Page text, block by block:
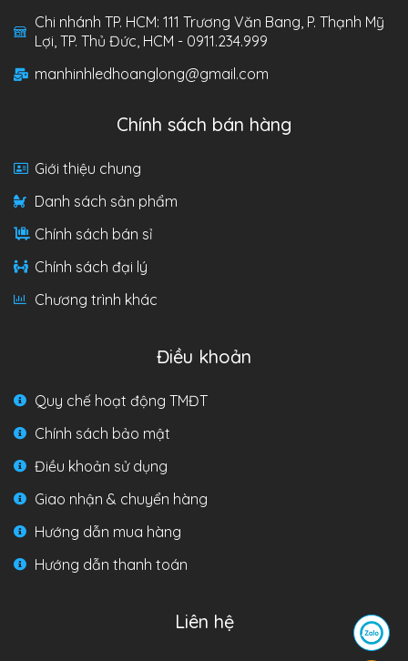
Chi nhánh TP. HCM: 111 Trương Văn Bang, P. Thạnh Mỹ
Lợi, TP. Thủ Đức, HCM - 0911.234.999
manhinhledhoanglong@gmail.com
Chính sách bán hàng
Giới thiệu chung
Danh sách sản phẩm
Chính sách bán sỉ
Chính sách đại lý
Chương trình khác
Điều khoản
Quy chế hoạt động TMĐT
Chính sách bảo mật
Điều khoản sử dụng
Giao nhận & chuyển hàng
Hướng dẫn mua hàng
Hướng dẫn thanh toán
Liên hệ